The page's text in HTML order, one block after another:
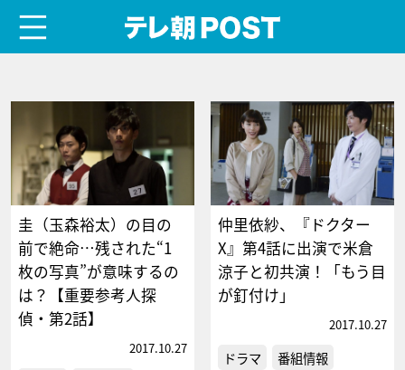
圭（玉森裕太）の目の
前で絶命…残された“1
枚の写真”が意味するの
は？【重要参考人探
偵・第2話】
2017.10.27
仲里依紗、『ドクター
X』第4話に出演で米倉
涼子と初共演！「もう目
が釘付け」
2017.10.27
ドラマ
番組情報